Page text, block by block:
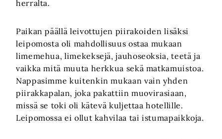
herralta.
Paikan päällä leivottujen piirakoiden lisäksi
leipomosta oli mahdollisuus ostaa mukaan
limemehua, limekeksejä, jauhoseoksia, teetä ja
vaikka mitä muuta herkkua sekä matkamuistoa.
Nappasimme kuitenkin mukaan vain yhden
piirakkapalan, joka pakattiin muovirasiaan,
missä se toki oli kätevä kuljettaa hotellille.
Leipomossa ei ollut kahvilaa tai istumapaikkoja.